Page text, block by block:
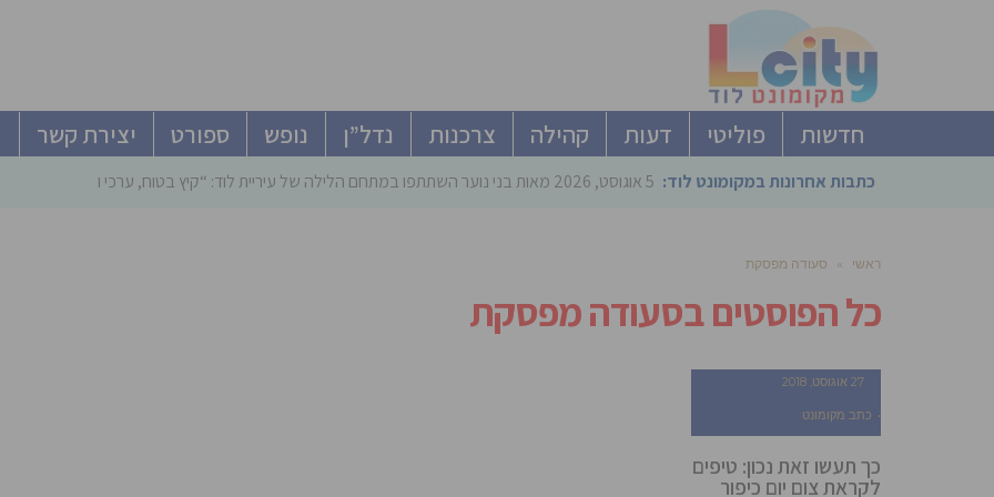
חדשות פוליטי דעות קהילה צרכנות נדל”ן נופש ספורט יצירת קשר
כתבות אחרונות במקומונט לוד: 5 אוגוסט, 2026 מאות בני נוער השתתפו במתחם הלילה של עיריית לוד: “קיץ בטוח, ערכי ומהנה”
ראשי » סעודה מפסקת
כל הפוסטים בסעודה מפסקת
27 אוגוסט, 2018
כתב מקומונט
כך תעשו זאת נכון: טיפים
לקראת צום יום כיפור